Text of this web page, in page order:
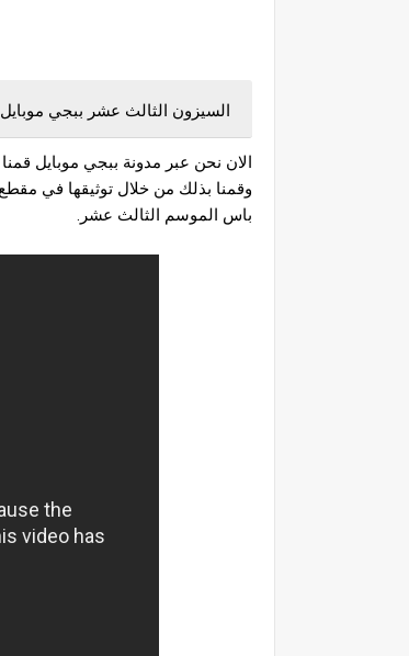
السيزون الثالث عشر ببجي موبايل Season 13 pubg Mobile
باس الموسم الثالث عشر.